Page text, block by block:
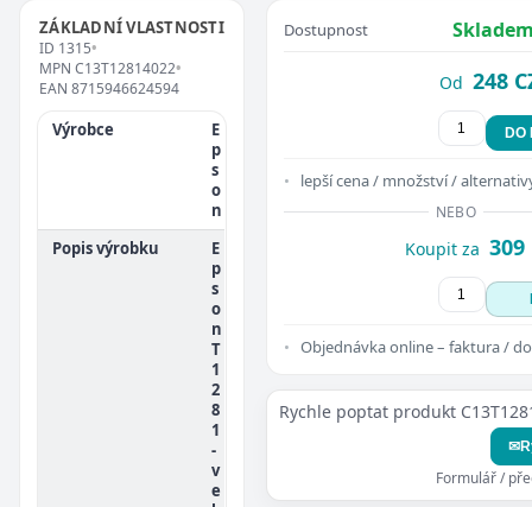
ZÁKLADNÍ VLASTNOSTI
ID 1315•
MPN C13T12814022•
EAN 8715946624594
Výrobce
E
p
s
o
n
Popis výrobku
E
p
s
o
n
T
1
2
8
1
-
v
e
Dostupnost
Od 248
DO
lepší cena / množství /
NEBO
Koupit za 309
Objednávka online – faktura /
Rychle poptat produkt
✉
Formulář /